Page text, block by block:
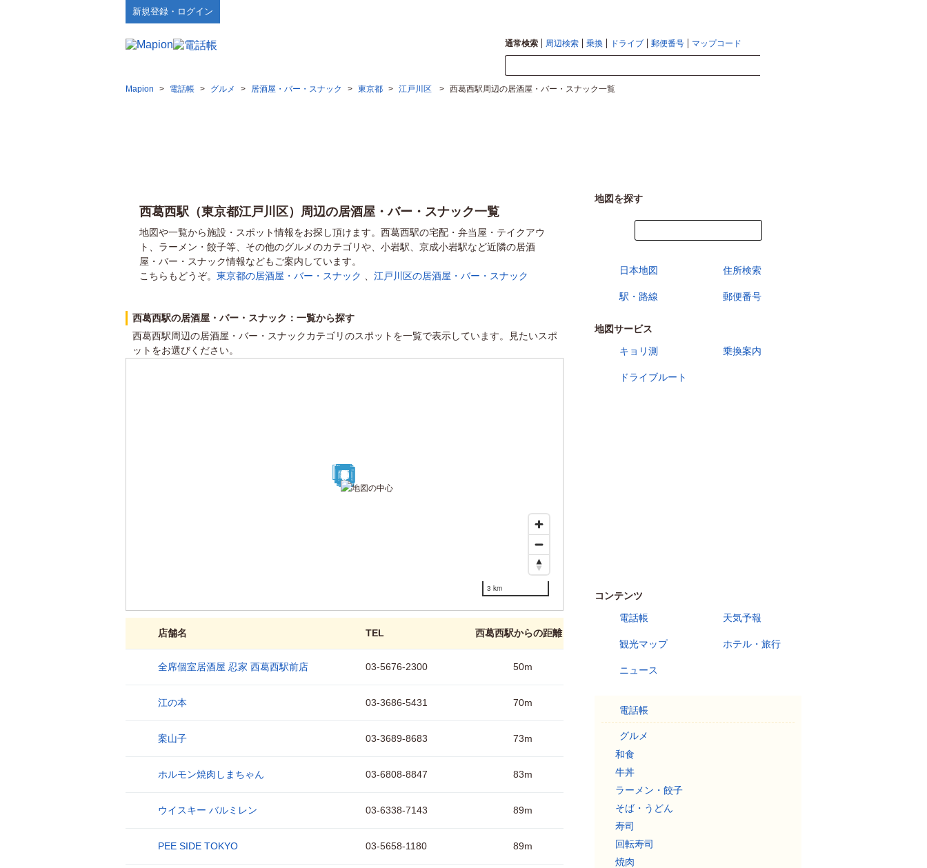
新規登録・ログイン
通常検索 周辺検索 乗換 ドライブ 郵便番号 マップコード
Mapion > 電話帳 > グルメ > 居酒屋・バー・スナック > 東京都 > 江戸川区 > 西葛西駅周辺の居酒屋・バー・スナック一覧
西葛西駅（東京都江戸川区）周辺の居酒屋・バー・スナック一覧
地図や一覧から施設・スポット情報をお探し頂けます。西葛西駅の宅配・弁当屋・テイクアウ
ト、ラーメン・餃子等、その他のグルメのカテゴリや、小岩駅、京成小岩駅など近隣の居酒
屋・バー・スナック情報などもご案内しています。
こちらもどうぞ。 東京都の居酒屋・バー・スナック 江戸川区の居酒屋・バー・スナック
西葛西駅の居酒屋・バー・スナック：一覧から探す
西葛西駅周辺の居酒屋・バー・スナックカテゴリのスポットを一覧で表示しています。見たいスポ
ットをお選びください。
1
2
3
4
5
6
7
89
10
11
12
1314
15
16
17
18
19
20
21
22
23
24
25
26
27
28
29
30
3 km
店舗名 TEL 西葛西駅からの距離
全席個室居酒屋 忍家 西葛西駅前店 03-5676-2300 50m
江の本 03-3686-5431 70m
案山子 03-3689-8683 73m
ホルモン焼肉しまちゃん 03-6808-8847 83m
ウイスキー バルミレン 03-6338-7143 89m
PEE SIDE TOKYO 03-5658-1180 89m
地図を探す
日本地図 住所検索
駅・路線 郵便番号
地図サービス
キョリ測
乗換案内
ドライブルート
コンテンツ
電話帳
天気予報
観光マップ ホテル・旅行
ニュース
電話帳
グルメ
和食
牛丼
ラーメン・餃子
そば・うどん
寿司
回転寿司
焼肉